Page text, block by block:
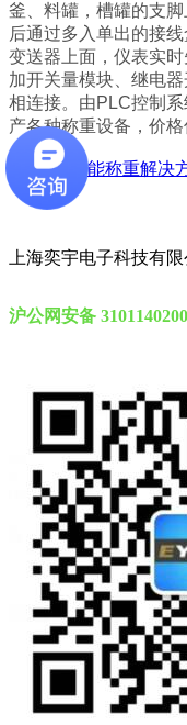
釜、料罐，槽罐的支
后通过多入单出的接
变送器上面，仪表实
加开关量模块、继电
相连接。由PLC控制
产各种称重设备，价格
上一篇:
智能称重解决
下一篇:
上海奕宇电子科技有
沪公网安备